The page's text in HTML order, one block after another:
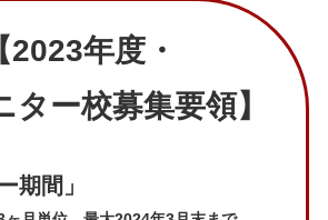
2023年度・
ター校募集要領】
ー期間」